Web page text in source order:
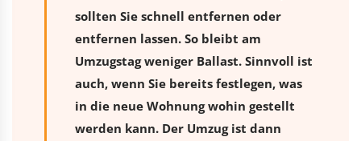
sollten Sie schnell entfernen oder
entfernen lassen. So bleibt am
Umzugstag weniger Ballast. Sinnvoll ist
auch, wenn Sie bereits festlegen, was
in die neue Wohnung wohin gestellt
werden kann. Der Umzug ist dann